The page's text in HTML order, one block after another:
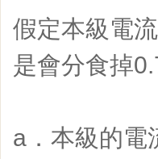
假定本級電
是會分食掉
a．本級的電